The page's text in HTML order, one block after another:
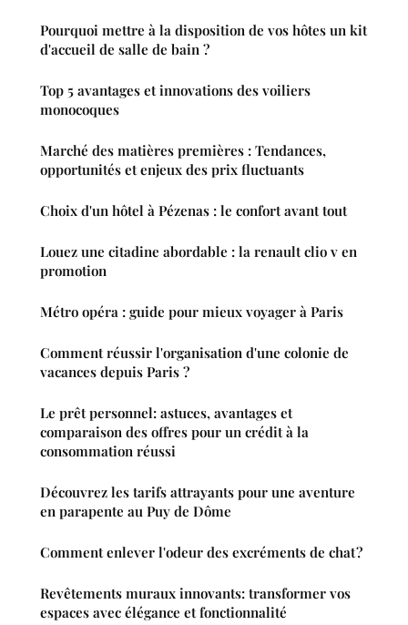
Pourquoi mettre à la disposition de vos hôtes un kit
d'accueil de salle de bain ?
Top 5 avantages et innovations des voiliers
monocoques
Marché des matières premières : Tendances,
opportunités et enjeux des prix fluctuants
Choix d'un hôtel à Pézenas : le confort avant tout
Louez une citadine abordable : la renault clio v en
promotion
Métro opéra : guide pour mieux voyager à Paris
Comment réussir l'organisation d'une colonie de
vacances depuis Paris ?
Le prêt personnel: astuces, avantages et
comparaison des offres pour un crédit à la
consommation réussi
Découvrez les tarifs attrayants pour une aventure
en parapente au Puy de Dôme
Comment enlever l'odeur des excréments de chat ?
Revêtements muraux innovants: transformer vos
espaces avec élégance et fonctionnalité